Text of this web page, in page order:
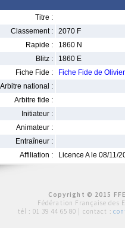
Titre :
Classement :
2070 F
Rapide :
1860 N
Blitz :
1860 E
Fiche Fide :
Fiche Fide de
Arbitre national :
Arbitre fide :
Initiateur :
Animateur :
Entraîneur :
Affiliation :
Licence A le 08/11/
Copyright © 2015
Fédération Française des
tél : 01 39 44 65 80 | contact :